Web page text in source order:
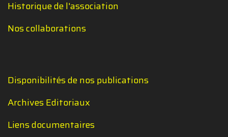
Historique de l'association
Nos collaborations
Disponibilités de nos publications
Archives Editoriaux
Liens documentaires